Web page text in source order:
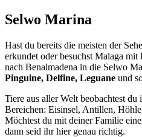
Selwo Marina
Hast du bereits die meisten der
erkundet oder besuchst Malaga
nach Benalmadena in die Selwo
Pinguine, Delfine, Leguane und
Tiere aus aller Welt beobachtest
Bereichen: Eisinsel, Antillen,
Möchtest du mit deiner Familie
dann seid ihr hier genau richtig.